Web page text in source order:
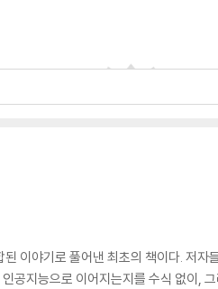
이야기로 풀어낸 최초의 책이다. 저자
공지능으로 이어지는지를 수식 없이,